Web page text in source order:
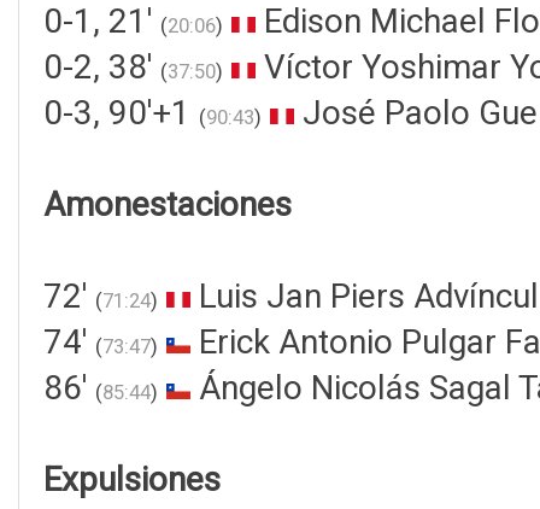
0-1, 21' (20:06)
Edison Michael
0-2, 38' (37:50)
Víctor Yoshimar
0-3, 90'+1
(90:43) José Paolo
Amonestaciones
72' (71:24)
Luis Jan Piers
74' (73:47)
Erick Antonio Pulgar
86' (85:44) Ángelo Nicolás Sagal
Expulsiones